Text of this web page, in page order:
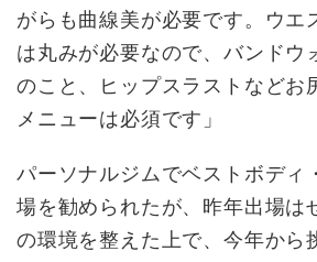
がらも曲線美が必要です。ウエ
は丸みが必要なので、バンドウ
のこと、ヒップスラストなどお
メニューは必須です」
パーソナルジムでベストボディ
場を勧められたが、昨年出場は
の環境を整えた上で、今年から